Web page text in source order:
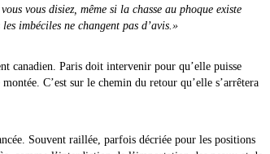
vous disiez, même si la chasse au phoque existe
imbéciles ne changent pas d’avis.»
canadien. Paris doit intervenir pour qu’elle puisse
C’est sur le chemin du retour qu’elle s’arrêtera
Souvent raillée, parfois décriée pour les positions